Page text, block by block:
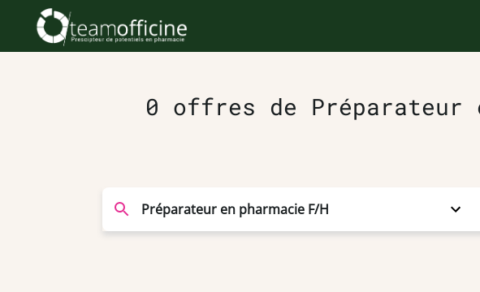
0 offres de Préparateur